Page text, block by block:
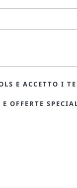
E ACCETTO I
OFFERTE